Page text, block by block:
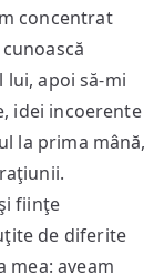
concentrat
lui, apoi să-mi
idei incoerente
la prima mână,
fiinţe
de diferite
mea: aveam